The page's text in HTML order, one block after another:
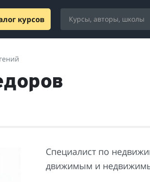
курсов
Специалист по
движимым и